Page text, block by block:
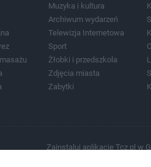
Muzyka i kultura
Archiwum wydarzeń
Telewizja Internetowa
Sport
Żłobki i przedszkola
Zdjęcia miasta
Zabytki
Zainstaluj aplikację Tcz.pl w